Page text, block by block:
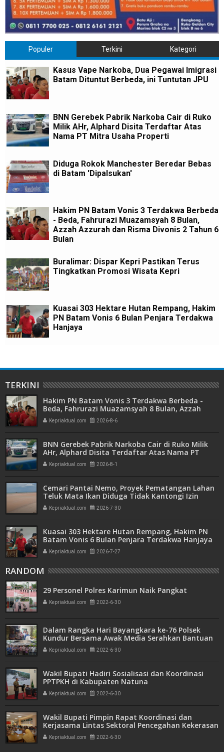
Populer Terkini Kategori
Kasus Vape Narkoba, Dua Pegawai Imigrasi
Batam Dituntut Berbeda, ini Tuntutan JPU
BNN Gerebek Pabrik Narkoba Cair di Ruko
Milik AHr, Alphard Disita Terdaftar Atas
Nama PT Mitra Usaha Properti
Diduga Rokok Manchester Beredar Bebas
di Batam 'Dipalsukan'
Hakim PN Batam Vonis 3 Terdakwa Berbeda
- Beda, Fahrurazi Muazamsyah 8 Bulan,
Azzah Azzurah dan Risma Divonis 2 Tahun 6
Bulan
Buralimar: Dispar Kepri Pastikan Terus
Tingkatkan Promosi Wisata Kepri
Kuasai 303 Hektare Hutan Rempang, Hakim
PN Batam Vonis 6 Bulan Penjara Terdakwa
Hanjaya
TERKINI
Hakim PN Batam Vonis 3 Terdakwa Berbeda -
Beda, Fahrurazi Muazamsyah 8 Bulan, Azzah
Azzurah dan Risma Divonis 2 Tahun 6 Bulan
Kepriaktual.com 2026-8-6
BNN Gerebek Pabrik Narkoba Cair di Ruko Milik
AHr, Alphard Disita Terdaftar Atas Nama PT
Mitra Usaha Properti
Kepriaktual.com 2026-8-1
Cemari Pantai Nemo, Proyek Pematangan Lahan
Teluk Mata Ikan Diduga Tidak Kantongi Izin
Amdal
Kepriaktual.com 2026-7-30
Kuasai 303 Hektare Hutan Rempang, Hakim PN
Batam Vonis 6 Bulan Penjara Terdakwa Hanjaya
Kepriaktual.com 2026-7-27
RANDOM
29 Personel Polres Karimun Naik Pangkat
Kepriaktual.com 2022-6-30
Dalam Rangka Hari Bayangkara ke-76 Polsek
Kundur Bersama Awak Media Serahkan Bantuan
ke Warga Tak Mampu
Kepriaktual.com 2022-6-30
Wakil Bupati Hadiri Sosialisasi dan Koordinasi
PPTPKH di Kabupaten Natuna
Kepriaktual.com 2022-6-30
Wakil Bupati Pimpin Rapat Koordinasi dan
Kerjasama Lintas Sektoral Pencegahan Kekerasan
Terhadap Anak
Kepriaktual.com 2022-6-30